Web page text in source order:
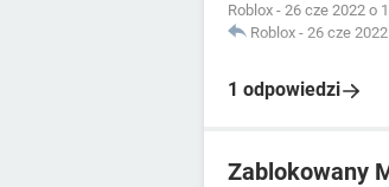
Roblox - 26 cze 2022 o
Roblox - 26 cze
1 odpowiedzi
Zablokowany